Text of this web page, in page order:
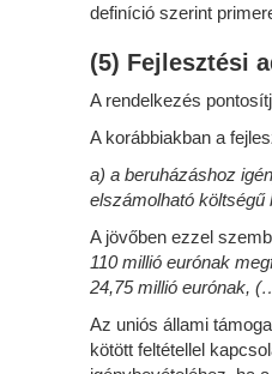
definíció szerint
(5) Fejlesztési
A rendelkezés
A korábbiakban a
a) a beruházáshoz
elszámolható költségű
A jövőben ezzel
110 millió eurónak
24,75 millió eurónak,
Az uniós állami
kötött feltétellel